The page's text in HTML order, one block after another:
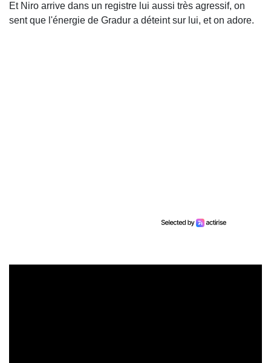
Et Niro arrive dans un registre lui aussi très agressif, on
sent que l'énergie de Gradur a déteint sur lui, et on adore.